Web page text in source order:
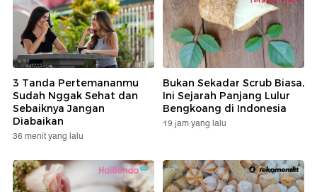
3 Tanda Pertemananmu
Sudah Nggak Sehat dan
Sebaiknya Jangan
Diabaikan
36 menit yang lalu
Bukan Sekadar Scrub Biasa,
Ini Sejarah Panjang Lulur
Bengkoang di Indonesia
19 jam yang lalu